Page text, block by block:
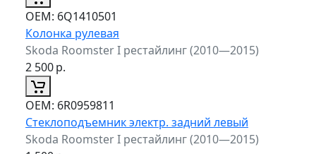
ОЕМ: 6Q1410501
Колонка рулевая
Skoda Roomster I рестайлинг (2010—2015)
2 500р.
ОЕМ: 6R0959811
Стеклоподъемник электр. задний левый
Skoda Roomster I рестайлинг (2010—2015)